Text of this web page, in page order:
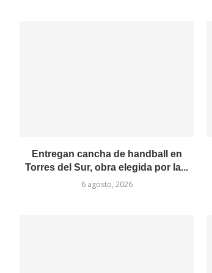
Entregan cancha de handball en
Torres del Sur, obra elegida por la...
6 agosto, 2026